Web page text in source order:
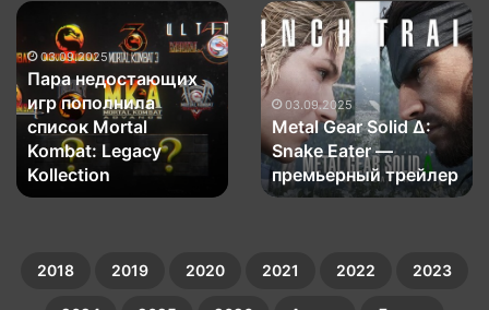
Пара
недостающих
игр
пополнила
список
Mortal
Kombat:
Legacy
Kollection
03.09.2025
Пара недостающих
игр пополнила
список Mortal
Kombat: Legacy
Kollection
Metal
Gear
Solid
Δ:
Snake
Eater
—
премьерный
трейлер
03.09.2025
Metal Gear Solid Δ:
Snake Eater —
премьерный трейлер
2018 2019 2020 2021 2022 2023